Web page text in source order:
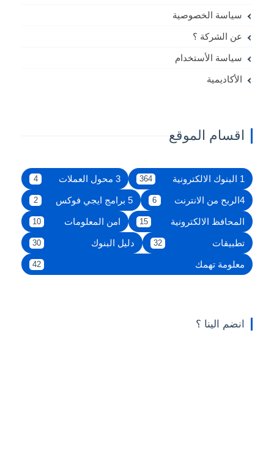
سياسة الخصوصية
عن الشركة ؟
سياسة الأستخدام
الأكاديمية
اقسام الموقع
1 البنوك الالكترونية 364 3 محول العملات 4
4الربح من الانترنت 6 5 برامج ايجي فوكس 2
المحافظ الالكترونية 15 امن المعلومات 10
تطبيقات 32 دليل البنوك 30
معلومة تهمك 42
انضم الينا ؟